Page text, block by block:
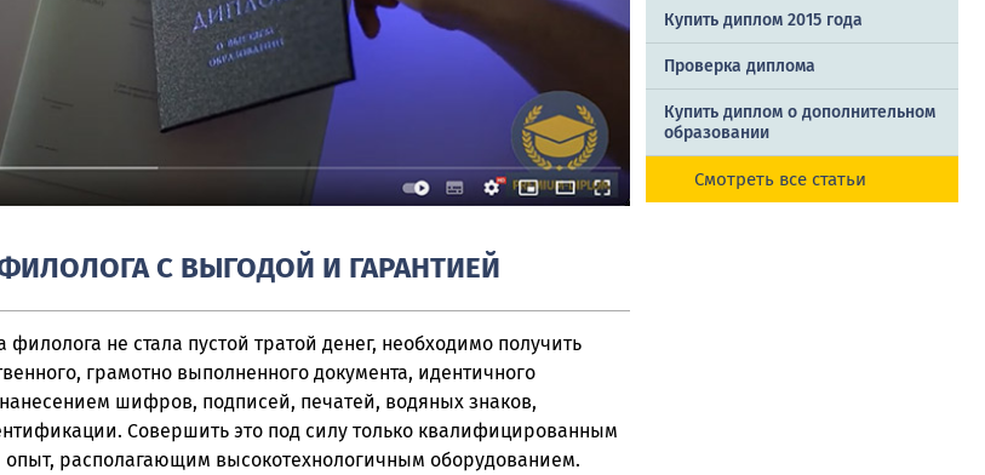
С ВЫГОДОЙ И ГАРАНТИЕЙ
не стала пустой тратой денег, необходимо получить
грамотно выполненного документа, идентичного
нанесением шифров, подписей, печатей, водяных знаков,
Совершить это под силу только квалифицированным
располагающим высокотехнологичным оборудованием.
Купить диплом 2015 года
Проверка диплома
Купить диплом о дополнительном
образовании
Смотреть все статьи